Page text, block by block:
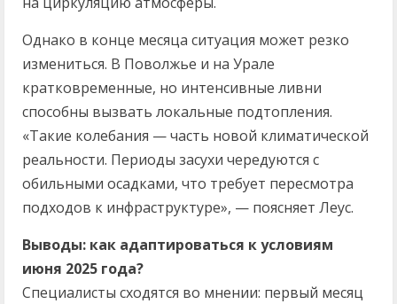
Однако в конце месяца ситуация может резко
измениться. В Поволжье и на Урале
кратковременные, но интенсивные ливни
способны вызвать локальные подтопления.
«Такие колебания — часть новой климатической
реальности. Периоды засухи чередуются с
обильными осадками, что требует пересмотра
подходов к инфраструктуре», — поясняет Леус.
Выводы: как адаптироваться к условиям
июня 2025 года?
Специалисты сходятся во мнении: первый месяц